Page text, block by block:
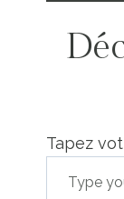
Tapez